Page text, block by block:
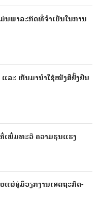
ນພາລະກິດທີ່ຈຳເປັນໃນການ
ແລະ ຫັນມານຳໃຊ້ໜັງສືຢັ້ງຢືນ
ເພີ່ມທະວີ ຄວາມຮຸນແຮງ
ແຜ່ຄູ່ມືວຽກງານເສດຖະກິດ-